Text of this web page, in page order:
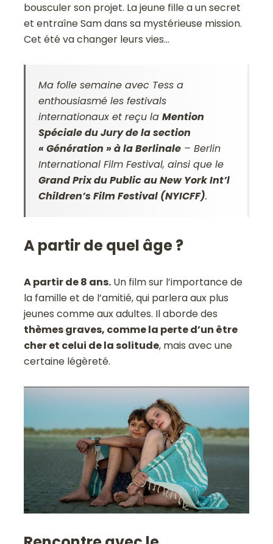
bousculer son projet. La jeune fille a un secret
et entraîne Sam dans sa mystérieuse mission.
Cet été va changer leurs vies…
Ma folle semaine avec Tess a
enthousiasmé les festivals
internationaux et reçu laMention
Spéciale du Jury de la section
« Génération » à la Berlinale – Berlin
International Film Festival, ainsi que le
Grand Prix du Public au New York Int’l
Children’s Film Festival (NYICFF).
A partir de quel âge ?
A partir de 8 ans. Un film sur l’importance de
la famille et de l’amitié, qui parlera aux plus
jeunes comme aux adultes. Il aborde des
thèmes graves, comme la perte d’un être
cher et celui de la solitude, mais avec une
certaine légèreté.